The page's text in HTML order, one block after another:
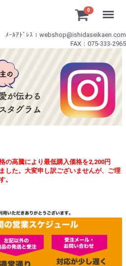
0
ﾒｰﾙｱﾄﾞﾚｽ：webshop@ishidaseikaen.com
FAX：075-333-2965
の高騰により最低購入価格を2,200円
した。大変申し訳ございませんが、ご理
。